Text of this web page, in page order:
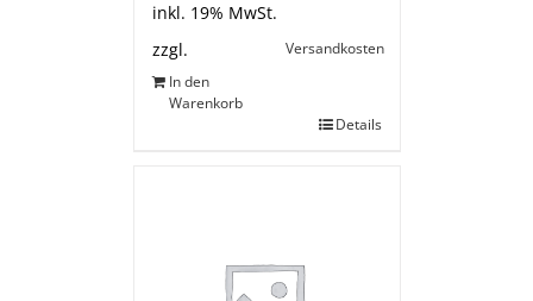
inkl. 19% MwSt.
zzgl.
Versandkosten
In den
Warenkorb
Details